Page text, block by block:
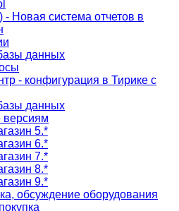
- Новая система отчетов в
данных
- конфигурация в Тирике с
данных
версиям
5.*
6.*
7.*
8.*
9.*
обсуждение оборудования